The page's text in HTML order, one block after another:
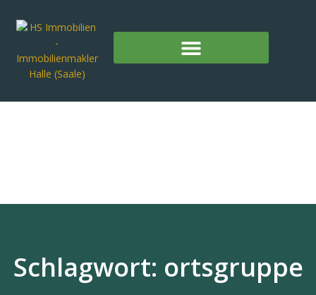
Schlagwort: ortsgruppe